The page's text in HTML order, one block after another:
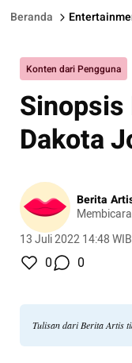
Beranda
Konten dari Pengguna
Dakota
Berita
13 Juli 2022 14:48 WIB
0 0
Tulisan dari Berita Artis